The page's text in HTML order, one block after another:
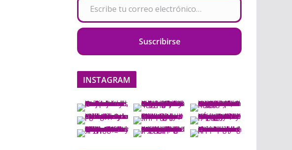
Suscribirse
INSTAGRAM